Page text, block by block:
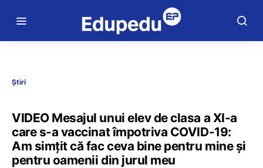
Știri
VIDEO Mesajul unui elev de clasa a XI-a
care s-a vaccinat împotriva COVID-19:
Am simțit că fac ceva bine pentru mine și
pentru oamenii din jurul meu